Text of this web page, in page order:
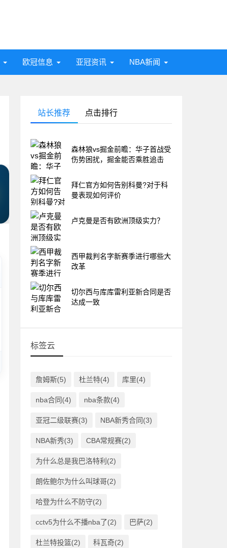
欧冠信息 亚冠资讯 NBA新闻
站长推荐 点击排行
森林狼vs掘金前瞻：华子首战受
伤势困扰，掘金能否乘胜追击
拜仁官方如何告别科曼?对于科
曼表现如何评价
卢克曼是否有欧洲顶级实力？
西甲裁判名字新赛季进行哪些大
改革
切尔西与库库雷利亚新合同是否
达成一致
标签云
詹姆斯(5) 杜兰特(4) 库里(4)
nba合同(4) nba条款(4)
亚冠二级联赛(3) NBA新秀合同(3)
NBA新秀(3) CBA常规赛(2)
为什么总是我巴洛特利(2)
朗佐鲍尔为什么叫球哥(2)
哈登为什么不防守(2)
cctv5为什么不播nba了(2) 巴萨(2)
杜兰特投篮(2) 科瓦奇(2)